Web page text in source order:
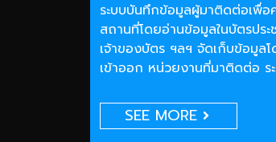
ระบบบันทึกข้อมูลผู้มาติดต่อเพื่
สถานที่โดยอ่านข้อมูลในบัตรปร
เจ้าของบัตร ฯลฯ จัดเก็บข้อมูล
เข้าออก หน่วยงานที่มาติดต่อ ระ
SEE MORE